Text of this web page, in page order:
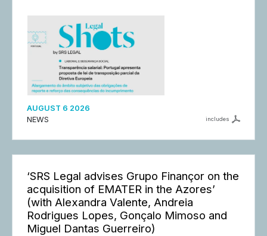
AUGUST 6 2026
NEWS
includes
‘SRS Legal advises Grupo Finançor on the
acquisition of EMATER in the Azores’
(with Alexandra Valente, Andreia
Rodrigues Lopes, Gonçalo Mimoso and
Miguel Dantas Guerreiro)